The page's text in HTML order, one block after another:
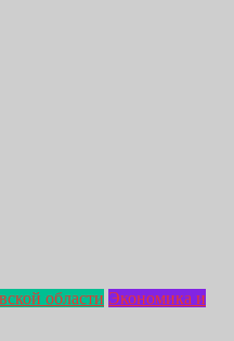
области Экономика и